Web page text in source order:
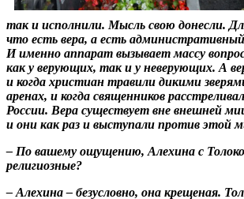
так и исполнили. Мысль свою донесли.
что есть вера, а есть
И именно аппарат вызывает массу
как у верующих, так и у неверующих. А
и когда христиан травили дикими
аренах, и когда священников
России. Вера существует вне внешней
и они как раз и выступали против этой
– По вашему ощущению, Алехина с
религиозные?
– Алехина – безусловно, она крещеная.